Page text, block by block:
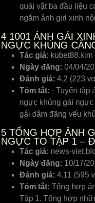
quái vật ba đầu liệu
ngắm ảnh girl xinh
4 1001 ẢNH GÁI
NGỰC KHỦNG
Tác giả: kubet88.kim
Ngày đăng: 04/04/
Đánh giá: 4.2 (223
Tóm tắt: · Tuyển tập
ngực khủng gái
gái dâm đãng vếu
5 TỔNG HỢP ẢNH
NGỰC TO TẬP 1 –
Tác giả: news-
Ngày đăng: 10/17/
Đánh giá: 4.11 (595
Tóm tắt: Tổng hợp
Tập 1. Tổng hợp